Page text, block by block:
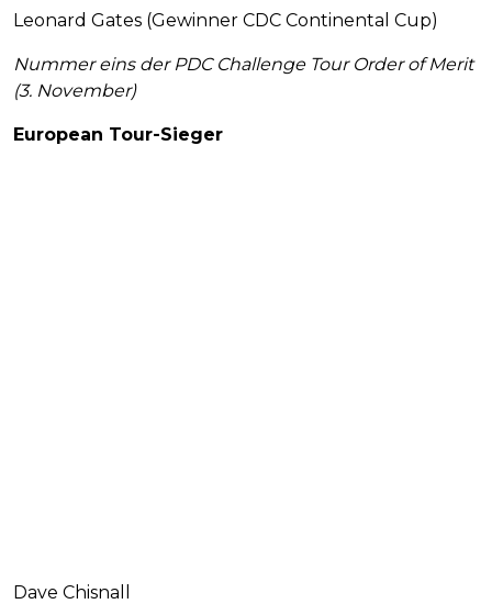
Leonard Gates (Gewinner CDC Continental Cup)
Nummer eins der PDC Challenge Tour Order of Merit
(3. November)
European Tour-Sieger
Dave Chisnall